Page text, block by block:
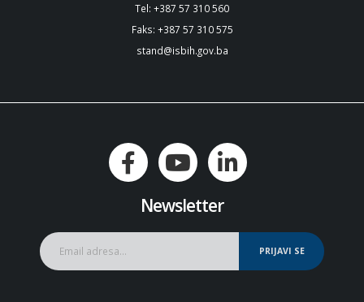
Tel: +387 57 310 560
Faks: +387 57 310 575
stand@isbih.gov.ba
Newsletter
PRIJAVI SE